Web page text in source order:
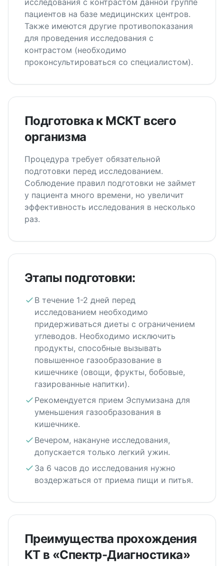
исследования с контрастом данной группе
пациентов на базе медицинских центров.
Также имеются другие противопоказания
для проведения исследования с
контрастом (необходимо
проконсультироваться со специалистом).
Подготовка к МСКТ всего
организма
Процедура требует обязательной
подготовки перед исследованием.
Соблюдение правил подготовки не займет
у пациента много времени, но увеличит
эффективность исследования в несколько
раз.
Этапы подготовки:
В течение 1-2 дней перед
исследованием необходимо
придерживаться диеты с ограничением
углеводов. Необходимо исключить
продукты, способные вызывать
повышенное газообразование в
кишечнике (овощи, фрукты, бобовые,
газированные напитки).
Рекомендуется прием Эспумизана для
уменьшения газообразования в
кишечнике.
Вечером, накануне исследования,
допускается только легкий ужин.
За 6 часов до исследования нужно
воздержаться от приема пищи и питья.
Преимущества прохождения
КТ в «Спектр-Диагностика»